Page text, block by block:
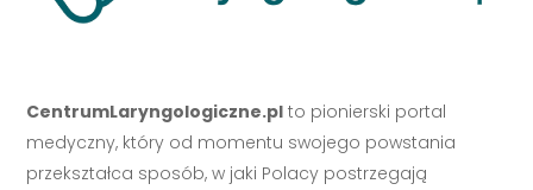
CentrumLaryngologiczne.pl to pionierski portal
medyczny, który od momentu swojego powstania
przekształca sposób, w jaki Polacy postrzegają